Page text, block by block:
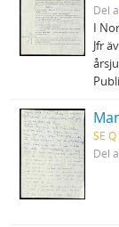
Del
I
Jfr
SE
Del